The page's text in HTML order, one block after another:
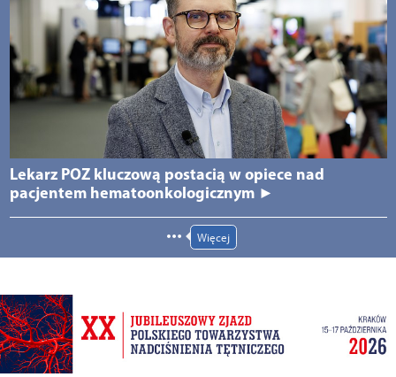
Lekarz POZ kluczową postacią w opiece nad
pacjentem hematoonkologicznym ►
Więcej